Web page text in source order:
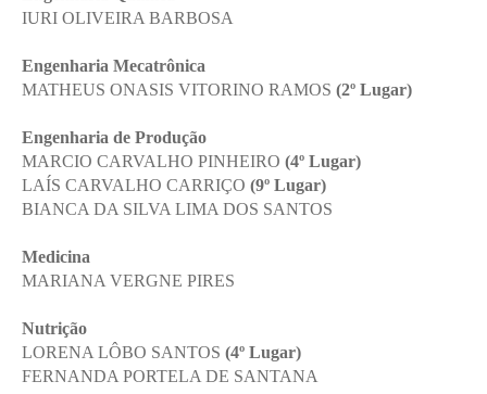
IURI OLIVEIRA BARBOSA
Engenharia Mecatrônica
MATHEUS ONASIS VITORINO RAMOS (2º Lugar)
Engenharia de Produção
MARCIO CARVALHO PINHEIRO (4º Lugar)
LAÍS CARVALHO CARRIÇO (9º Lugar)
BIANCA DA SILVA LIMA DOS SANTOS
Medicina
MARIANA VERGNE PIRES
Nutrição
LORENA LÔBO SANTOS (4º Lugar)
FERNANDA PORTELA DE SANTANA